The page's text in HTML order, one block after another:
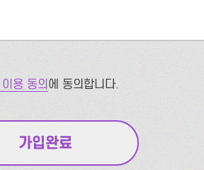
용 동의에 동의합니다.